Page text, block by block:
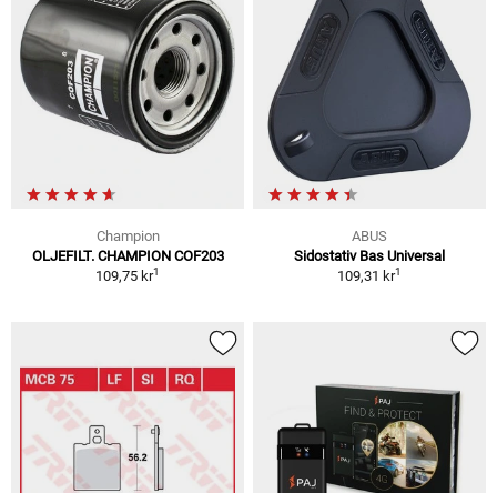
Champion
OLJEFILT. CHAMPION COF203
109,75 kr1
ABUS
Sidostativ Bas Universal
109,31 kr1